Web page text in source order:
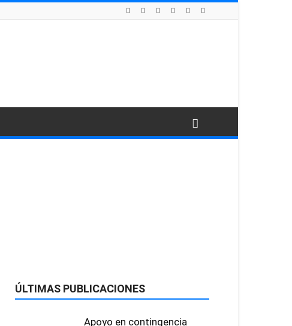
ÚLTIMAS PUBLICACIONES
Apoyo en contingencia